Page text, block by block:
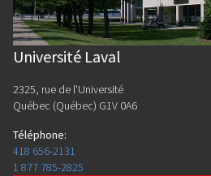
Université Laval
2325, rue de l'Université
Québec (Québec) G1V 0A6
Téléphone:
418 656-2131
1 877 785-2825